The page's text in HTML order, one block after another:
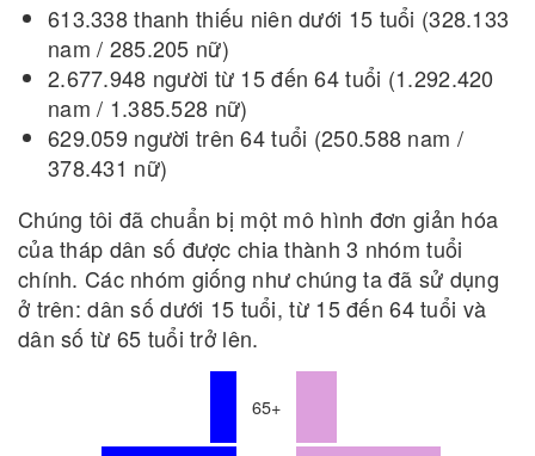
613.338 thanh thiếu niên dưới 15 tuổi (328.133
nam / 285.205 nữ)
2.677.948 người từ 15 đến 64 tuổi (1.292.420
nam / 1.385.528 nữ)
629.059 người trên 64 tuổi (250.588 nam /
378.431 nữ)
Chúng tôi đã chuẩn bị một mô hình đơn giản hóa
của tháp dân số được chia thành 3 nhóm tuổi
chính. Các nhóm giống như chúng ta đã sử dụng
ở trên: dân số dưới 15 tuổi, từ 15 đến 64 tuổi và
dân số từ 65 tuổi trở lên.
65+